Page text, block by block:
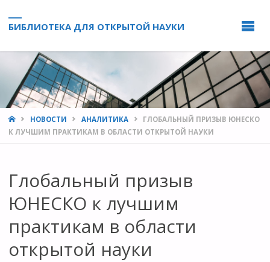
БИБЛИОТЕКА ДЛЯ ОТКРЫТОЙ НАУКИ
HOMEНОВОСТИ АНАЛИТИКА
ГЛОБАЛЬНЫЙ ПРИЗЫВ ЮНЕСКО
К ЛУЧШИМ ПРАКТИКАМ В ОБЛАСТИ ОТКРЫТОЙ НАУКИ
Глобальный призыв
ЮНЕСКО к лучшим
практикам в области
открытой науки